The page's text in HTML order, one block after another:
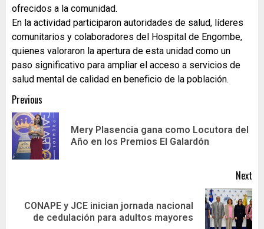
ofrecidos a la comunidad.
En la actividad participaron autoridades de salud, líderes
comunitarios y colaboradores del Hospital de Engombe,
quienes valoraron la apertura de esta unidad como un
paso significativo para ampliar el acceso a servicios de
salud mental de calidad en beneficio de la población.
Previous
Mery Plasencia gana como Locutora del
Año en los Premios El Galardón
Next
CONAPE y JCE inician jornada nacional
de cedulación para adultos mayores